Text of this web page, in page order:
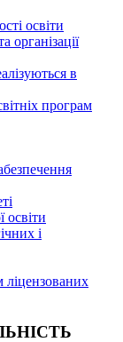
освіти
в
програм
освіти
і
ліцензoваних